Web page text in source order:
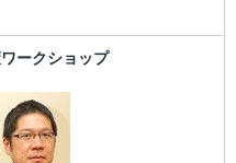
ークショップ